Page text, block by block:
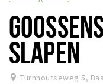
Shopping
Parking
SLAPEN
Turnhoutseweg 5,